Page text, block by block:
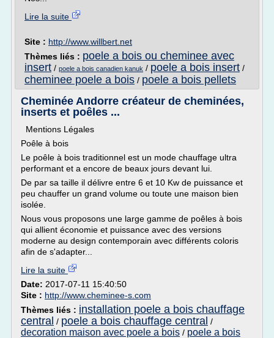
Lire la suite
Site : http://www.willbert.net
Thèmes liés : poele a bois ou cheminee avec
insert / poele a bois canadien kanuk / poele a bois insert /
cheminee poele a bois / poele a bois pellets
Cheminée Andorre créateur de cheminées,
inserts et poêles ...
Mentions Légales
Poêle à bois
Le poêle à bois traditionnel est un mode chauffage ultra
performant et a encore de beaux jours devant lui.
De par sa taille il délivre entre 6 et 10 Kw de puissance et
peu chauffer un grand volume ou toute une maison bien
isolée.
Nous vous proposons une large gamme de poêles à bois
qui allient économie et puissance avec des versions
moderne au design contemporain avec différents coloris
afin de s'adapter...
Lire la suite
Date: 2017-07-11 15:40:50
Site : http://www.cheminee-s.com
Thèmes liés : installation poele a bois chauffage
central / poele a bois chauffage central /
decoration maison avec poele a bois / poele a bois